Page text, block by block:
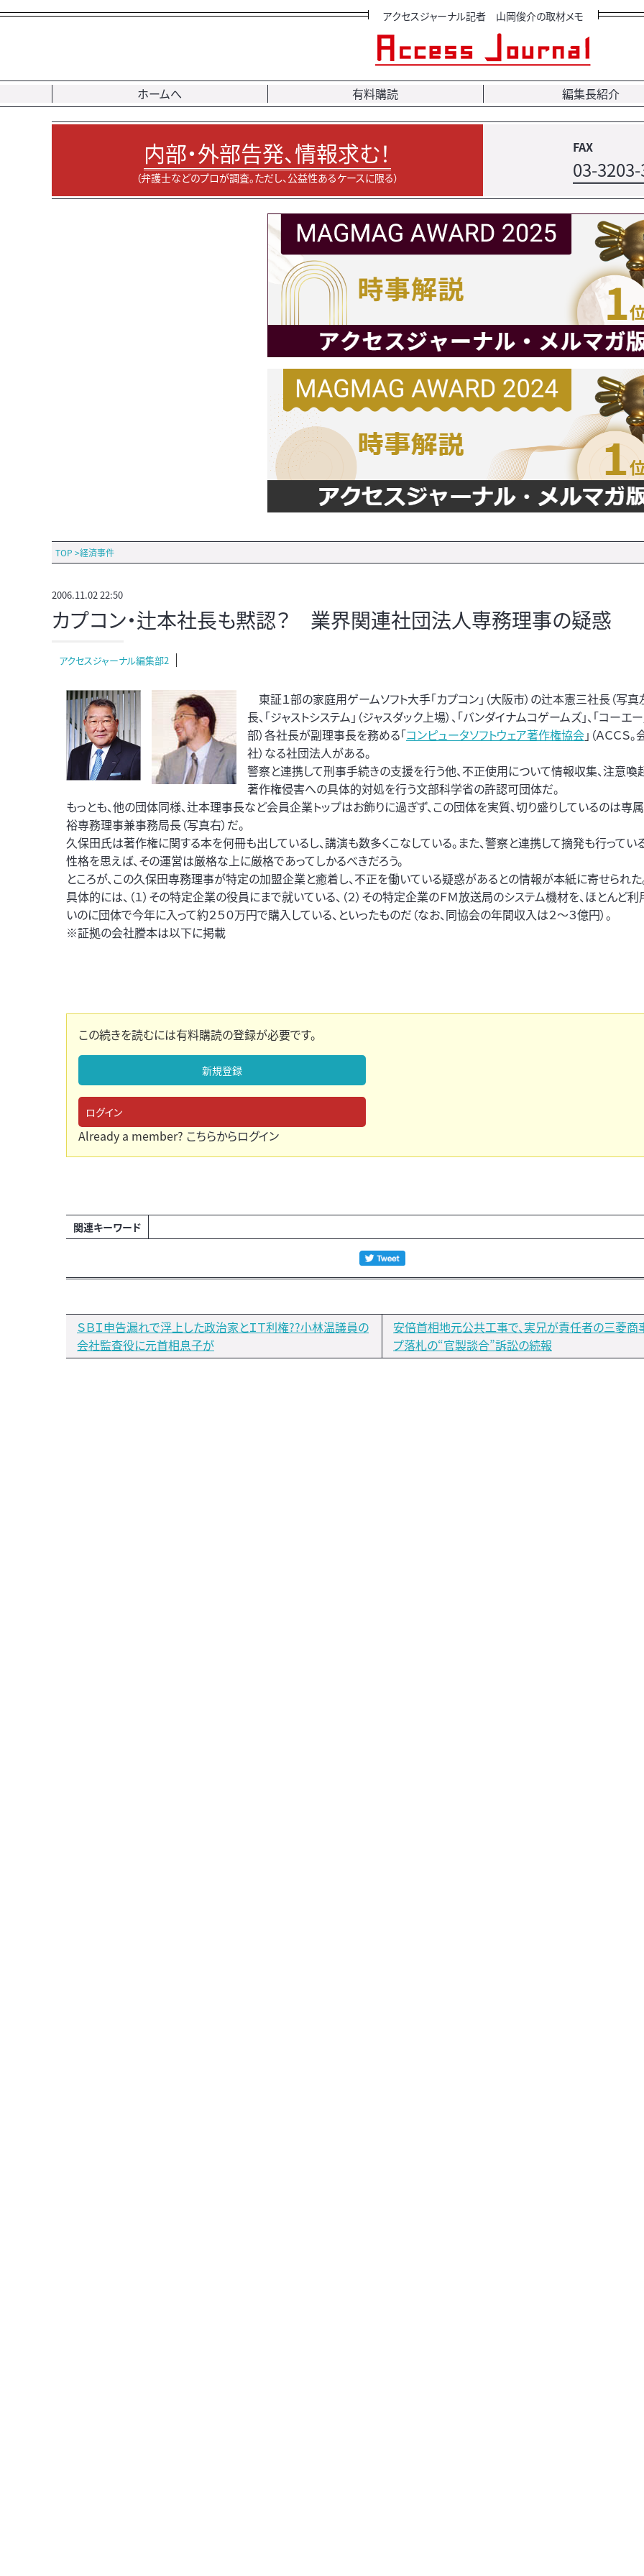
アクセスジャーナル記者 山岡俊介の取材メモ
ホームへ 有料購読 編集長紹介
内部・外部告発、情報求む！
（弁護士などのプロが調査。ただし、公益性あるケースに限る）
FAX
03-
TOP >経済事件
2006.11.02 22:50
カプコン・辻本社長も黙認？ 業界関連社団法人専務理事の疑惑
アクセスジャーナル編集部2
東証１部の家庭用ゲームソフト大手「カプコン」（大阪市）の辻本憲三社長（写真
長、「ジャストシステム」（ジャスダック上場）、「バンダイナムコゲームズ」、「コーエー
部）各社長が副理事長を務める「コンピュータソフトウェア著作権協会」（ＡＣＣＳ
社）なる社団法人がある。
警察と連携して刑事手続きの支援を行う他、不正使用について情報収集、注意喚
著作権侵害への具体的対処を行う文部科学省の許認可団体だ。
もっとも、他の団体同様、辻本理事長など会員企業トップはお飾りに過ぎず、この団体を実質、切り盛りしているのは専
裕専務理事兼事務局長（写真右）だ。
久保田氏は著作権に関する本を何冊も出しているし、講演も数多くこなしている。また、警察と連携して摘発も行ってい
性格を思えば、その運営は厳格な上に厳格であってしかるべきだろう。
ところが、この久保田専務理事が特定の加盟企業と癒着し、不正を働いている疑惑があるとの情報が本紙に寄せられた
具体的には、（１）その特定企業の役員にまで就いている、（２）その特定企業のＦＭ放送局のシステム機材を、ほとんど
いのに団体で今年に入って約２５０万円で購入している、といったものだ（なお、同協会の年間収入は２～３億円）。
※証拠の会社謄本は以下に掲載
この続きを読むには有料購読の登録が必要です。
新規登録
ログイン
Already a member? こちらからログイン
関連キーワード
ＳＢＩ申告漏れで浮上した政治家とＩＴ利権??小林温議員の
会社監査役に元首相息子が
安倍首相地元公共工事で、実兄が責任者の三菱商
プ落札の“官製談合”訴訟の続報